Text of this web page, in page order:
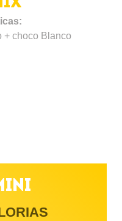
+ choco Blanco